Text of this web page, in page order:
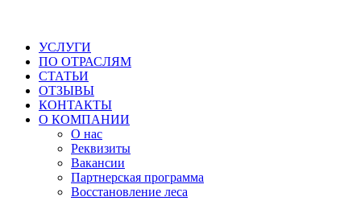
УСЛУГИ
ПО ОТРАСЛЯМ
СТАТЬИ
ОТЗЫВЫ
КОНТАКТЫ
О КОМПАНИИ
О нас
Реквизиты
Вакансии
Партнерская программа
Восстановление леса